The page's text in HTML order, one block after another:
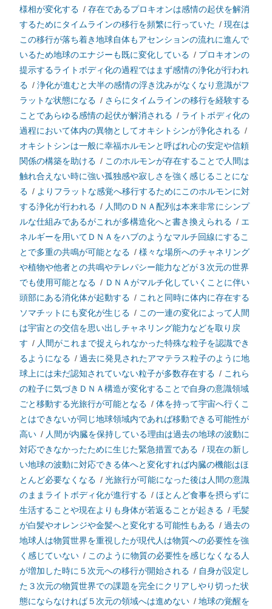
様相が変化する / 存在であるプロキオンは感情の起伏を解消
するためにタイムラインの移行を頻繁に行っていた / 現在は
この移行が落ち着き地球自体もアセンションの流れに進んで
いるため地球のエナジーも既に変化している / プロキオンの
提示するライトボディ化の過程ではまず感情の浄化が行われ
る / 浄化が進むと大半の感情の浮き沈みがなくなり意識がフ
ラットな状態になる / さらにタイムラインの移行を経験する
ことであらゆる感情の起伏が解消される / ライトボディ化の
過程において体内の異物としてオキシトシンが浄化される /
オキシトシンは一般に幸福ホルモンと呼ばれ心の安定や信頼
関係の構築を助ける / このホルモンが存在することで人間は
触れ合えない時に強い孤独感や寂しさを強く感じることにな
る / よりフラットな感覚へ移行するためにこのホルモンに対
する浄化が行われる / 人間のＤＮＡ配列は本来非常にシンプ
ルな仕組みであるがこれが多構造化へと書き換えられる / エ
ネルギーを用いてＤＮＡをハブのようなマルチ回線にするこ
とで多重の共鳴が可能となる / 様々な場所へのチャネリング
や植物や他者との共鳴やテレパシー能力などが３次元の世界
でも使用可能となる / ＤＮＡがマルチ化していくことに伴い
頭部にある消化体が起動する / これと同時に体内に存在する
ソマチットにも変化が生じる / この一連の変化によって人間
は宇宙との交信を思い出しチャネリング能力などを取り戻
す / 人間がこれまで捉えられなかった特殊な粒子を認識でき
るようになる / 過去に発見されたアマテラス粒子のように地
球上には未だ認知されていない粒子が多数存在する / これら
の粒子に気づきＤＮＡ構造が変化することで自身の意識領域
ごと移動する光旅行が可能となる / 体を持って宇宙へ行くこ
とはできないが同じ地球領域内であれば移動できる可能性が
高い / 人間が内臓を保持している理由は過去の地球の波動に
対応できなかったために生じた緊急措置である / 現在の新し
い地球の波動に対応できる体へと変化すれば内臓の機能はほ
とんど必要なくなる / 光旅行が可能になった後は人間の意識
のままライトボディ化が進行する / ほとんど食事を摂らずに
生活することや現在よりも身体が若返ることが起きる / 毛髪
が白髪やオレンジや金髪へと変化する可能性もある / 過去の
地球人は物質世界を重視したが現代人は物質への必要性を強
く感じていない / このように物質の必要性を感じなくなる人
が増加した時に５次元への移行が開始される / 自身が設定し
た３次元の物質世界での課題を完全にクリアしやり切った状
態にならなければ５次元の領域へは進めない / 地球の覚醒を